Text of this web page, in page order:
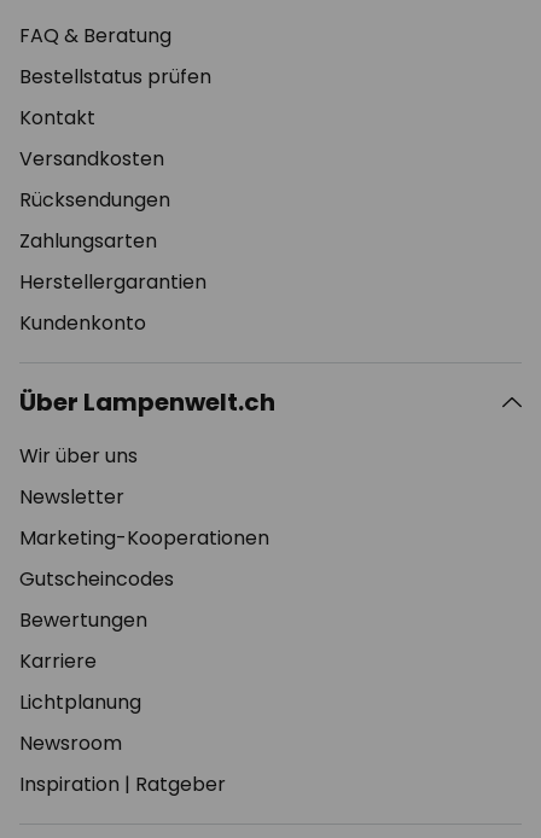
FAQ & Beratung
Bestellstatus prüfen
Kontakt
Versandkosten
Rücksendungen
Zahlungsarten
Herstellergarantien
Kundenkonto
Über Lampenwelt.ch
Wir über uns
Newsletter
Marketing-Kooperationen
Gutscheincodes
Bewertungen
Karriere
Lichtplanung
Newsroom
Inspiration | Ratgeber